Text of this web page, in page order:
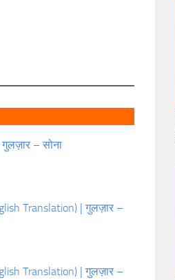
– सोना
Translation) | गुलज़ार –
Translation) | गुलज़ार –